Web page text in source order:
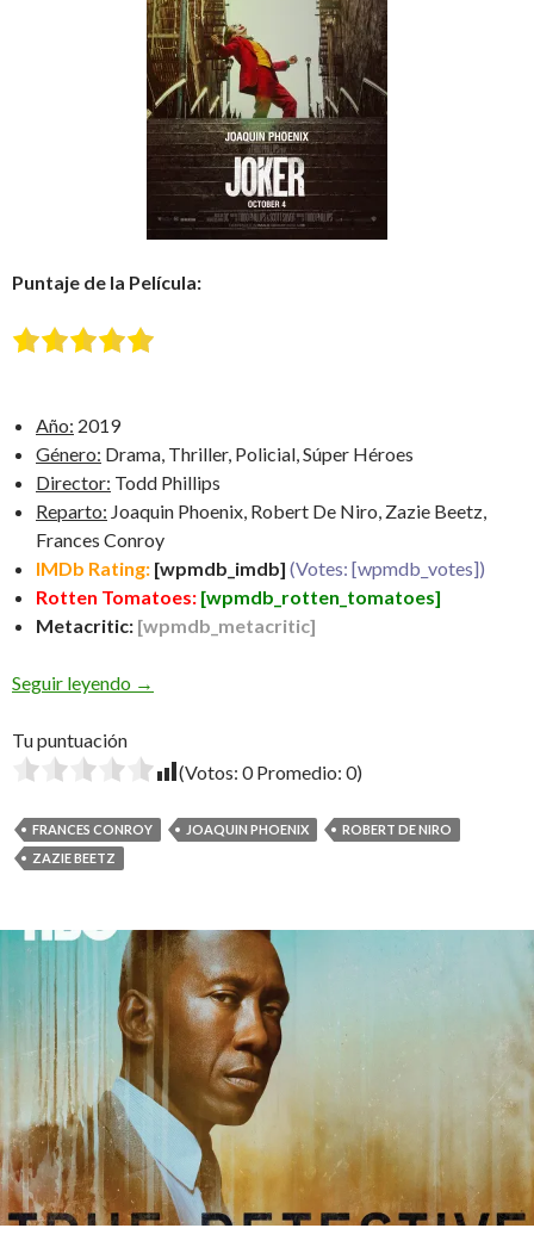
Puntaje de la Película:
Año: 2019
Género: Drama, Thriller, Policial, Súper Héroes
Director: Todd Phillips
Reparto: Joaquin Phoenix, Robert De Niro, Zazie Beetz,
Frances Conroy
IMDb Rating: [wpmdb_imdb] (Votes: [wpmdb_votes])
Rotten Tomatoes: [wpmdb_rotten_tomatoes]
Metacritic: [wpmdb_metacritic]
Seguir leyendo Joker
→
Tu puntuación
(Votos: 0Promedio: 0)
FRANCES CONROY JOAQUIN PHOENIX
ROBERT DE NIRO
ZAZIE BEETZ